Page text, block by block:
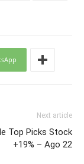
Next article
Top Picks Stock
+19% – Ago 22